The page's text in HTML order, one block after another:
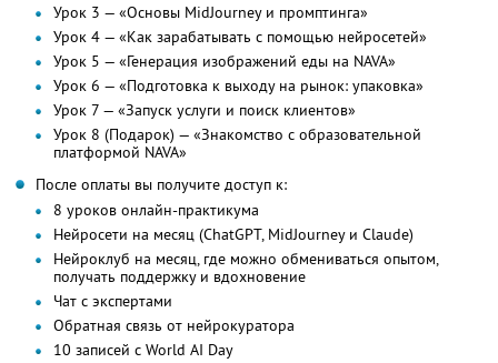
Урок 3 — «Основы MidJourney и промптинга»
Урок 4 — «Как зарабатывать с помощью нейросетей»
Урок 5 — «Генерация изображений еды на NAVA»
Урок 6 — «Подготовка к выходу на рынок: упаковка»
Урок 7 — «Запуск услуги и поиск клиентов»
Урок 8 (Подарок) — «Знакомство с образовательной
платформой NAVA»
После оплаты вы получите доступ к:
8 уроков онлайн-практикума
Нейросети на месяц (ChatGPT, MidJourney и Claude)
Нейроклуб на месяц, где можно обмениваться опытом,
получать поддержку и вдохновение
Чат с экспертами
Обратная связь от нейрокуратора
10 записей с World AI Day